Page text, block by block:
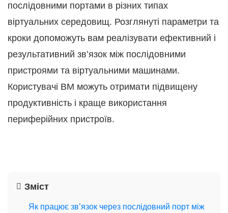
послідовними портами в різних типах
віртуальних середовищ. Розглянуті параметри та
кроки допоможуть вам реалізувати ефективний і
результативний зв’язок між послідовними
пристроями та віртуальними машинами.
Користувачі ВМ можуть отримати підвищену
продуктивність і краще використання
периферійних пристроїв.
Зміст
Як працює зв’язок через послідовний порт між